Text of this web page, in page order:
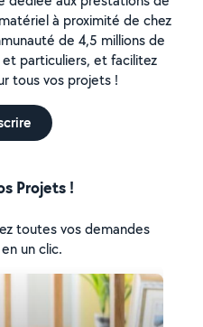
à proximité de chez
de 4,5 millions de
particuliers, et facilitez
tous vos projets !
Projets !
toutes vos demandes
un clic.